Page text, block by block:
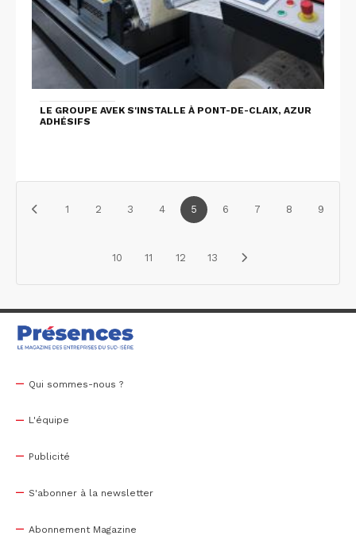
LE GROUPE AVEK S'INSTALLE À PONT-DE-CLAIX, AZUR
ADHÉSIFS
1 2 3 4 5 6 7 8 9
10 11 12 13
Qui sommes-nous ?
L'équipe
Publicité
S'abonner à la newsletter
Abonnement Magazine